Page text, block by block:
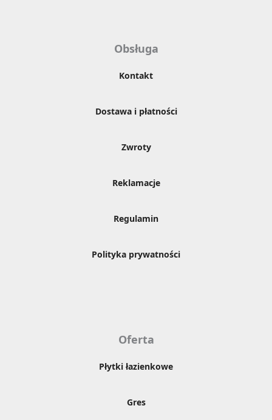
Obsługa
Kontakt
Dostawa i płatności
Zwroty
Reklamacje
Regulamin
Polityka prywatności
Oferta
Płytki łazienkowe
Gres